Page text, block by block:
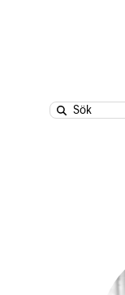
Search